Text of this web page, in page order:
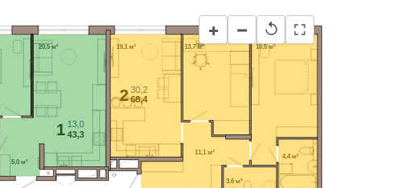
+ − ↺
19,1 м² 16,5 м²
3,6 м²
4,4 м²
13,7 м²
11,1 м²
5,0 м²
20,5 м²
1 13,0
43,3
230,2
68,4